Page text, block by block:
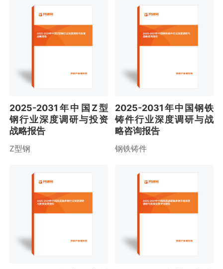
2025-2031年中国Z型钢行业深度调研与投资
战略报告
2025-2031年中国Z型
钢行业深度调研与投资
战略报告
Z型钢
2025-2031年中国钢铁铸件行业深度调研与
战略咨询报告
2025-2031年中国钢铁
铸件行业深度调研与战
略咨询报告
钢铁铸件
2025-2031年中国高温轴承钢行业深度调研
与投资前景报告
2025-2031年中国高温渗碳轴承钢市场深度
调研与投资前景评估报告